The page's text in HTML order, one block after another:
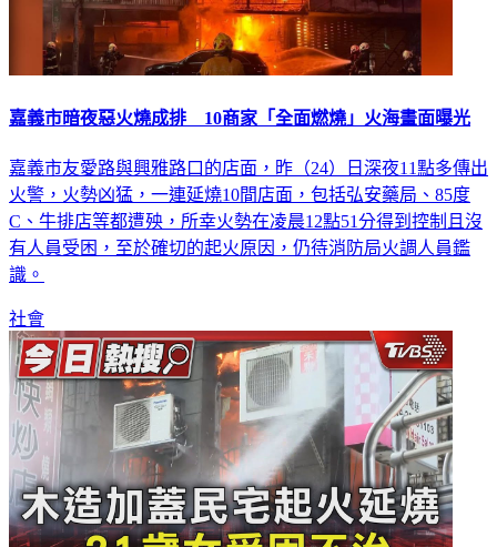
嘉義市暗夜惡火燒成排 10商家「全面燃燒」火海畫面曝光
嘉義市友愛路與興雅路口的店面，昨（24）日深夜11點多傳出
火警，火勢凶猛，一連延燒10間店面，包括弘安藥局、85度
C、牛排店等都遭殃，所幸火勢在凌晨12點51分得到控制且沒
有人員受困，至於確切的起火原因，仍待消防局火調人員鑑
識。
社會